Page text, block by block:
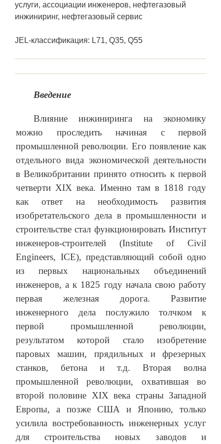
услуги, ассоциации инженеров, нефтегазовый
инжиниринг, нефтегазовый сервис
JEL-классификация: L71, Q35, Q55
Введение
Влияние инжиниринга на экономику
можно проследить начиная с первой
промышленной революции. Его появление как
отдельного вида экономической деятельности
в Великобритании принято относить к первой
четверти XIX века. Именно там в 1818 году
как ответ на необходимость развития
изобретательского дела в промышленности и
строительстве стал функционировать Институт
инженеров-строителей (Institute of Civil
Engineers, ICE), представляющий собой одно
из первых национальных объединений
инженеров, а к 1825 году начала свою работу
первая железная дорога. Развитие
инженерного дела послужило толчком к
первой промышленной революции,
результатом которой стало изобретение
паровых машин, прядильных и фрезерных
станков, бетона и т.д. Вторая волна
промышленной революции, охватившая во
второй половине XIX века страны Западной
Европы, а позже США и Японию, только
усилила востребованность инженерных услуг
для строительства новых заводов и